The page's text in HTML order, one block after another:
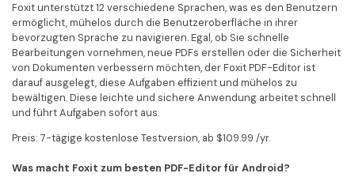
Foxit unterstützt 12 verschiedene Sprachen, was es den Benutzern
ermöglicht, mühelos durch die Benutzeroberfläche in ihrer
bevorzugten Sprache zu navigieren. Egal, ob Sie schnelle
Bearbeitungen vornehmen, neue PDFs erstellen oder die Sicherheit
von Dokumenten verbessern möchten, der Foxit PDF-Editor ist
darauf ausgelegt, diese Aufgaben effizient und mühelos zu
bewältigen. Diese leichte und sichere Anwendung arbeitet schnell
und führt Aufgaben sofort aus.
Preis: 7-tägige kostenlose Testversion, ab $109.99 /yr.
Was macht Foxit zum besten PDF-Editor für Android?